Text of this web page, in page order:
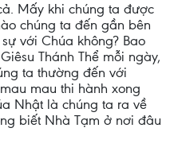
Mấy khi chúng ta được
chúng ta đến gần bên
với Chúa không? Bao
Thánh Thể mỗi ngày,
ta thường đến với
mau thi hành xong
Nhật là chúng ta ra về
biết Nhà Tạm ở nơi đâu